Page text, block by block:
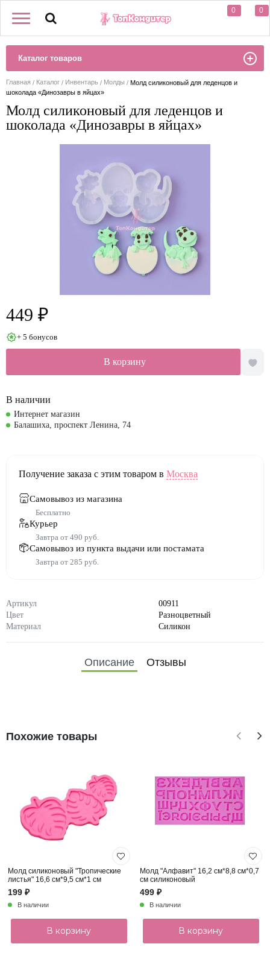
0 0
Каталог товаров
Главная Каталог Инвентарь Молды
Молд силиконовый для леденцов и
шоколада «Динозавры в яйцах»
Молд силиконовый для леденцов и
шоколада «Динозавры в яйцах»
Артикул
00911
Цвет
Разноцветный
Материал
Силикон
449 ₽
+ 5 бонусов
В корзину
В наличии
Интернет магазин
Балашиха, проспект Ленина, 74
Получение заказа с этим товаром в Москва
Самовывоз из магазина
Бесплатно
Курьер
Завтра от 490 руб.
Самовывоз из пункта выдачи или постамата
Завтра от 285 руб.
Описание Отзывы
Похожие товары
Молд силиконовый "Тропические
листья" 16,6 см*9,5 см*1 см
199 ₽
В наличии
В корзину
Молд "Алфавит" 16,2 см*8,8 см*0,7
см силиконовый
499 ₽
В наличии
В корзину